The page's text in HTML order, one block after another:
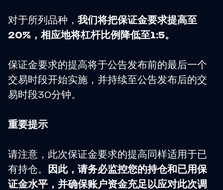
对于所列品种， 我们将把保证金要求提高至
20%，相应地将杠杆比例降低至1:5。
保证金要求的提高将于公告发布前的最后一个
交易时段开始实施，并持续至公告发布后的交
易时段30分钟。
重要提示
请注意，此次保证金要求的提高同样适用于已
有持仓。
因此，请务必监控您的持仓和已用保
证金水平，并确保账户资金充足以应对此次调